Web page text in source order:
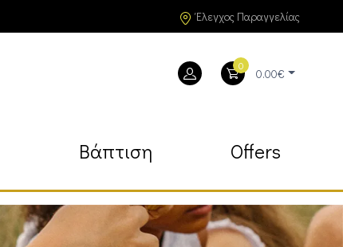
Έλεγχος Παραγγελίας
0
0.00€
Βάπτιση Offers